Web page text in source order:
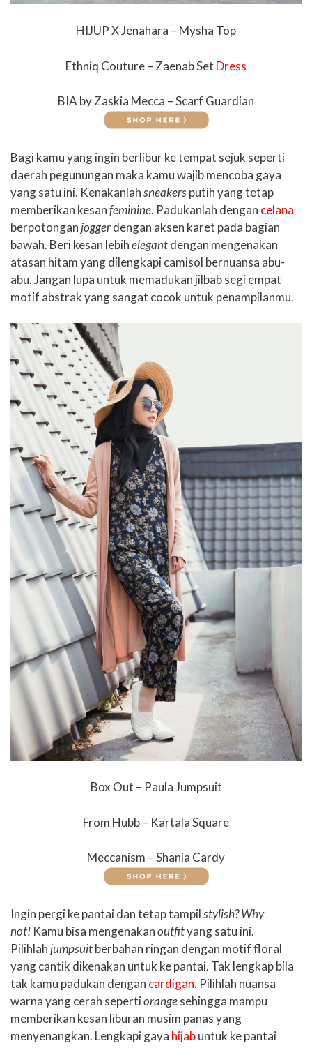
HIJUP X Jenahara – Mysha Top
Ethniq Couture – Zaenab Set Dress
BIA by Zaskia Mecca – Scarf Guardian
Bagi kamu yang ingin berlibur ke tempat sejuk seperti
daerah pegunungan maka kamu wajib mencoba gaya
yang satu ini. Kenakanlahsneakersputih yang tetap
memberikan kesanfeminine. Padukanlah dengan celana
berpotongan joggerdengan aksen karet pada bagian
bawah. Beri kesan lebihelegantdengan mengenakan
atasan hitam yang dilengkapi camisol bernuansa abu-
abu. Jangan lupa untuk memadukan jilbab segi empat
motif abstrak yang sangat cocok untuk penampilanmu.
Box Out – Paula Jumpsuit
From Hubb – Kartala Square
Meccanism – Shania Cardy
Ingin pergi ke pantai dan tetap tampilstylish? Why
not! Kamu bisa mengenakanoutfityang satu ini.
Pilihlah jumpsuitberbahan ringan dengan motif floral
yang cantik dikenakan untuk ke pantai. Tak lengkap bila
tak kamu padukan dengan cardigan. Pilihlah nuansa
warna yang cerah sepertiorangesehingga mampu
memberikan kesan liburan musim panas yang
menyenangkan. Lengkapi gaya hijabuntuk ke pantai